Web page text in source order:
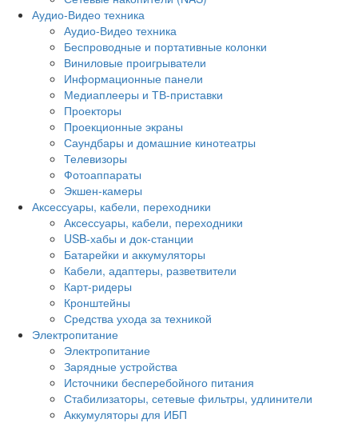
Аудио-Видео техника
Аудио-Видео техника
Беспроводные и портативные колонки
Виниловые проигрыватели
Информационные панели
Медиаплееры и ТВ-приставки
Проекторы
Проекционные экраны
Саундбары и домашние кинотеатры
Телевизоры
Фотоаппараты
Экшен-камеры
Аксессуары, кабели, переходники
Аксессуары, кабели, переходники
USB-хабы и док-станции
Батарейки и аккумуляторы
Кабели, адаптеры, разветвители
Карт-ридеры
Кронштейны
Средства ухода за техникой
Электропитание
Электропитание
Зарядные устройства
Источники бесперебойного питания
Стабилизаторы, сетевые фильтры, удлинители
Аккумуляторы для ИБП